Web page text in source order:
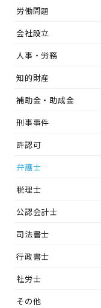
労働問題
会社設立
人事・労務
知的財産
補助金・助成金
刑事事件
許認可
弁護士
税理士
公認会計士
司法書士
行政書士
社労士
その他